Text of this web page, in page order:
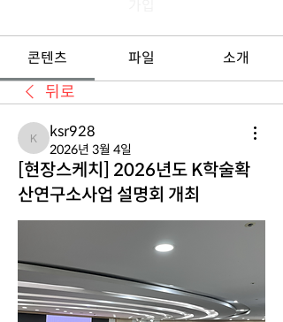
콘텐츠 파일 소개
뒤로
ksr928
ksr928
2026년 3월 4일
[현장스케치] 2026년도 K학술확
산연구소사업 설명회 개최